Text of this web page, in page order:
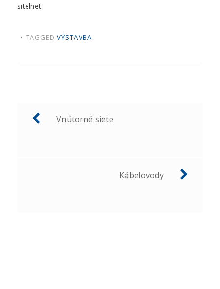
sitelnet.
TAGGED VÝSTAVBA
Post
navigationVnútorné siete
Kábelovody